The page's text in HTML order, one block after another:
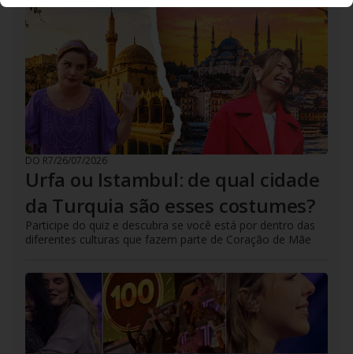
DO R7/26/07/2026
Urfa ou Istambul: de qual cidade
da Turquia são esses costumes?
Participe do quiz e descubra se você está por dentro das
diferentes culturas que fazem parte de Coração de Mãe